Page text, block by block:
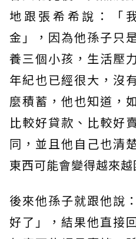
地跟張希希說：「
金」，因為他孫子只
養三個小孩，生活壓
年紀也已經很大，沒
麼積蓄，他也知道，
比較好貸款、比較好
同，並且他自己也清
東西可能會變得越來越
後來他孫子就跟他說
好了」，結果他直接